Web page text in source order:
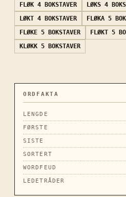
FLØK 4 BOKSTAVER LØKS 4
LØKT 4 BOKSTAVER FLØKA 5
FLØKE 5 BOKSTAVER FLØKT 5
KLØKK 5 BOKSTAVER
ORDFAKTA
LENGDE
FØRSTE
SISTE
SORTERT
WORDFEUD
LEDETRÅDER